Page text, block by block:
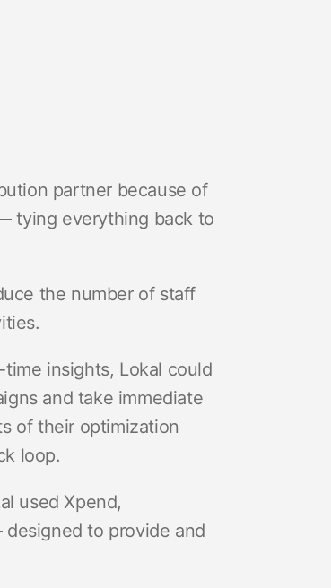
partner because of
tying everything back to
the number of staff
time insights, Lokal could
and take immediate
of their optimization
loop.
used Xpend,
to provide and